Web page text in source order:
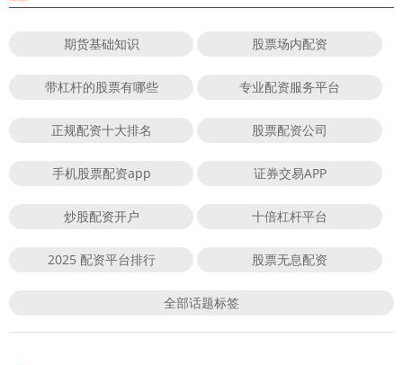
期货基础知识 股票场内配资
带杠杆的股票有哪些 专业配资服务平台
正规配资十大排名 股票配资公司
手机股票配资app 证券交易APP
炒股配资开户 十倍杠杆平台
2025 配资平台排行 股票无息配资
全部话题标签